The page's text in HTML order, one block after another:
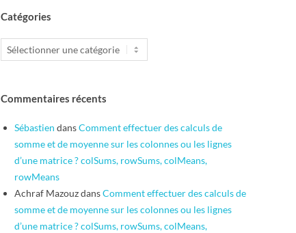
Catégories
Catégories
Commentaires récents
Sébastien dansComment effectuer des calculs de
somme et de moyenne sur les colonnes ou les lignes
d’une matrice ? colSums, rowSums, colMeans,
rowMeans
Achraf MazouzdansComment effectuer des calculs de
somme et de moyenne sur les colonnes ou les lignes
d’une matrice ? colSums, rowSums, colMeans,